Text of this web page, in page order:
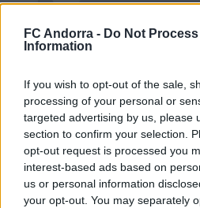
FC Andorra - Do Not
Information
If you wish to opt-out of the sale,
processing of your personal or
targeted advertising by us, please
section to confirm your selection.
opt-out request is processed you
interest-based ads based on
us or personal information
your opt-out. You may separately
✈️🆕 𝑳𝑨𝑼𝑻𝑨𝑹𝑶 𝑺𝑷𝑨𝑻𝒁,
PRIMER EQUIPO